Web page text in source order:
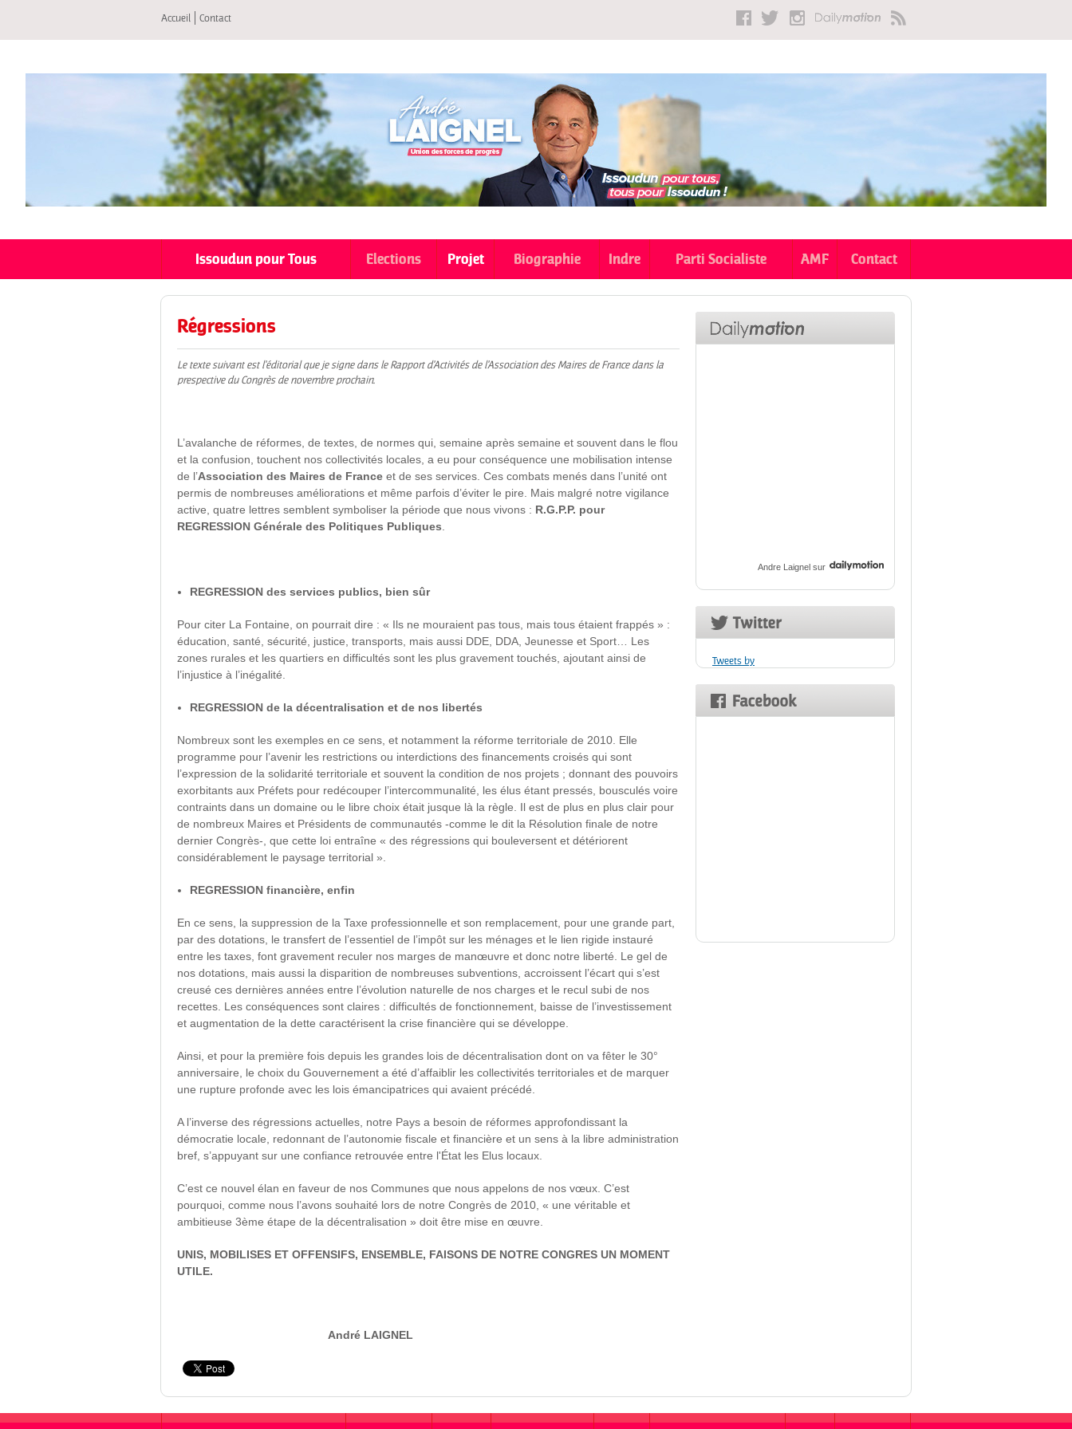
principal
Accueil Contact
Issoudun pour Tous Elections Projet Biographie Indre Parti Socialiste AMF Contact
Régressions
Le texte suivant est l'éditorial que je signe dans le Rapport d'Activités de l'Association des Maires de France dans la
prespective du Congrès de novembre prochain.
L’avalanche de réformes, de textes, de normes qui, semaine après semaine et souvent dans le flou
et la confusion, touchent nos collectivités locales, a eu pour conséquence une mobilisation intense
de l’Association des Maires de France et de ses services. Ces combats menés dans l’unité ont
permis de nombreuses améliorations et même parfois d’éviter le pire. Mais malgré notre vigilance
active, quatre lettres semblent symboliser la période que nous vivons : R.G.P.P. pour
REGRESSION Générale des Politiques Publiques
REGRESSION des services publics, bien sûr
Pour citer La Fontaine, on pourrait dire : « Ils ne mouraient pas tous, mais tous étaient frappés » :
éducation, santé, sécurité, justice, transports, mais aussi DDE, DDA, Jeunesse et Sport… Les
zones rurales et les quartiers en difficultés sont les plus gravement touchés, ajoutant ainsi de
l’injustice à l’inégalité.
REGRESSION de la décentralisation et de nos libertés
Nombreux sont les exemples en ce sens, et notamment la réforme territoriale de 2010. Elle
programme pour l’avenir les restrictions ou interdictions des financements croisés qui sont
l’expression de la solidarité territoriale et souvent la condition de nos projets ; donnant des pouvoirs
exorbitants aux Préfets pour redécouper l’intercommunalité, les élus étant pressés, bousculés voire
contraints dans un domaine ou le libre choix était jusque là la règle. Il est de plus en plus clair pour
de nombreux Maires et Présidents de communautés -comme le dit la Résolution finale de notre
dernier Congrès-, que cette loi entraîne « des régressions qui bouleversent et détériorent
considérablement le paysage territorial ».
REGRESSION financière, enfin
En ce sens, la suppression de la Taxe professionnelle et son remplacement, pour une grande part,
par des dotations, le transfert de l’essentiel de l’impôt sur les ménages et le lien rigide instauré
entre les taxes, font gravement reculer nos marges de manœuvre et donc notre liberté. Le gel de
nos dotations, mais aussi la disparition de nombreuses subventions, accroissent l’écart qui s’est
creusé ces dernières années entre l’évolution naturelle de nos charges et le recul subi de nos
recettes. Les conséquences sont claires : difficultés de fonctionnement, baisse de l’investissement
et augmentation de la dette caractérisent la crise financière qui se développe.
Ainsi, et pour la première fois depuis les grandes lois de décentralisation dont on va fêter le 30°
anniversaire, le choix du Gouvernement a été d’affaiblir les collectivités territoriales et de marquer
une rupture profonde avec les lois émancipatrices qui avaient précédé.
A l’inverse des régressions actuelles, notre Pays a besoin de réformes approfondissant la
démocratie locale, redonnant de l’autonomie fiscale et financière et un sens à la libre administration
bref, s’appuyant sur une confiance retrouvée entre l'État les Elus locaux.
C’est ce nouvel élan en faveur de nos Communes que nous appelons de nos vœux. C’est
pourquoi, comme nous l’avons souhaité lors de notre Congrès de 2010, « une véritable et
ambitieuse 3ème étape de la décentralisation » doit être mise en œuvre.
UNIS, MOBILISES ET OFFENSIFS, ENSEMBLE, FAISONS DE NOTRE CONGRES UN MOMENT
UTILE.
André LAIGNEL
Andre Laignel sur
Tweets by